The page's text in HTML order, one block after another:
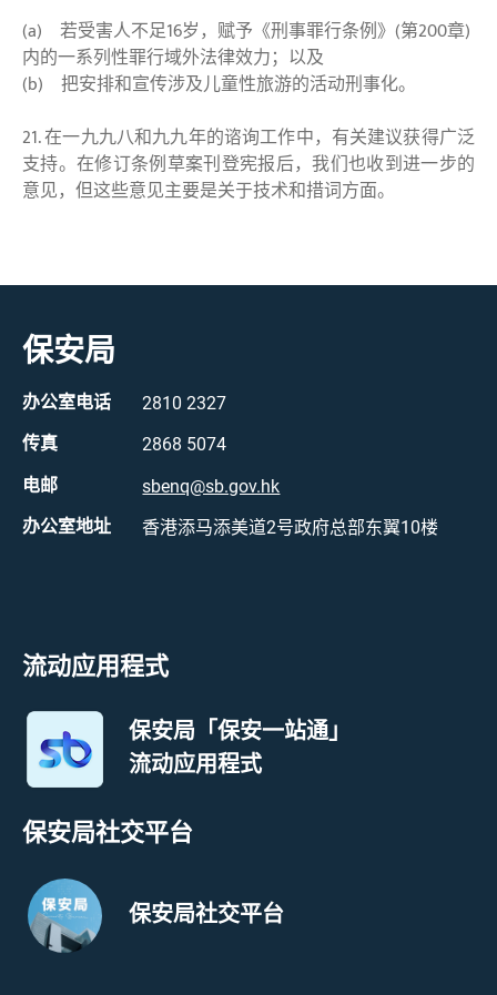
(a) 若受害人不足16岁，赋予《刑事罪行条例》(第200章)
内的一系列性罪行域外法律效力；以及
(b) 把安排和宣传涉及儿童性旅游的活动刑事化。
21. 在一九九八和九九年的谘询工作中，有关建议获得广泛
支持。在修订条例草案刊登宪报后，我们也收到进一步的
意见，但这些意见主要是关于技术和措词方面。
保安局
办公室电话 2810 2327
传真 2868 5074
电邮 sbenq@sb.gov.hk
办公室地址 香港添马添美道2号政府总部东翼10楼
流动应用程式
保安局「保安一站通」
流动应用程式
保安局社交平台
保安局社交平台